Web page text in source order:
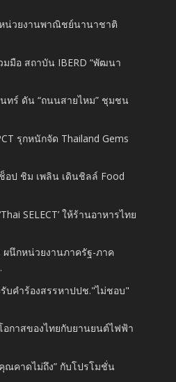
น่วยงานพาณิชย์นานาชาติ
มมือ สถาบัน IBERD “พัฒนา
ทร์ ดัน “ถนนสายไหม” ชุมชน
รุกหนักจัด Thailand Gems
อป ชิม เพลิน เดินชิลล์ Food
SELECT’ ให้ร้านอาหารไทย
ผนึกหน่วยงานภาครัฐ-ภาค
บคำร้องสรรหาปปช."ไม่ชอบ"
อกาสของไทยกับยานยนต์ไฟฟ้า
ณคาดไม่ถึง” กับโปรโมชั่น